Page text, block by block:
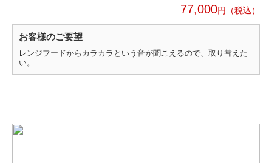
77,000円
お客様のご要望
レンジフードからカラカラという音が聞こえるので、取り替えた
い。